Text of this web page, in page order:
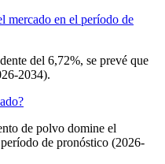
mercado en el período de
del 6,72%, se prevé que
2034).
de polvo domine el
de pronóstico (2026-